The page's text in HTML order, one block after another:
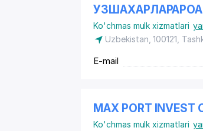
Ko'chmas mulk xizmatlari
Uzbekistan, 100121,
E-mail
MAX PORT
Ko'chmas mulk xizmatlari